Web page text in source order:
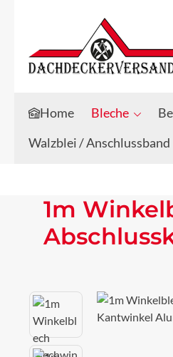
Zum Hauptinhalt springen
Zur Suche springen
Home Bleche
Walzblei / Anschlussband
1m
Bildergalerie überspringen